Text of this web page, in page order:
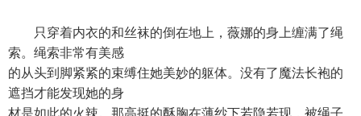
只穿着内衣的和丝袜的倒在地上，薇娜的身上缠满了绳
索。绳索非常有美感
的从头到脚紧紧的束缚住她美妙的躯体。没有了魔法长袍的
遮挡才能发现她的身
材是如此的火辣。那高挺的酥胸在薄纱下若隐若现，被绳子